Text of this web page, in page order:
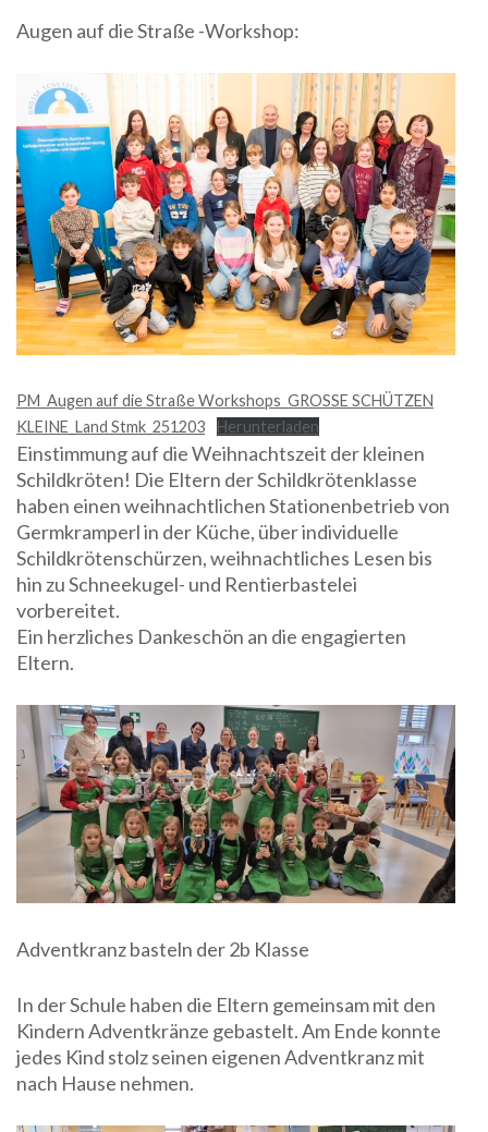
Augen auf die Straße -Workshop:
PM_Augen auf die Straße Workshops_GROSSE SCHÜTZEN
KLEINE_Land Stmk_251203
Herunterladen
Einstimmung auf die Weihnachtszeit der kleinen
Schildkröten! Die Eltern der Schildkrötenklasse
haben einen weihnachtlichen Stationenbetrieb von
Germkramperl in der Küche, über individuelle
Schildkrötenschürzen, weihnachtliches Lesen bis
hin zu Schneekugel- und Rentierbastelei
vorbereitet.
Ein herzliches Dankeschön an die engagierten
Eltern.
Adventkranz basteln der 2b Klasse
In der Schule haben die Eltern gemeinsam mit den
Kindern Adventkränze gebastelt. Am Ende konnte
jedes Kind stolz seinen eigenen Adventkranz mit
nach Hause nehmen.